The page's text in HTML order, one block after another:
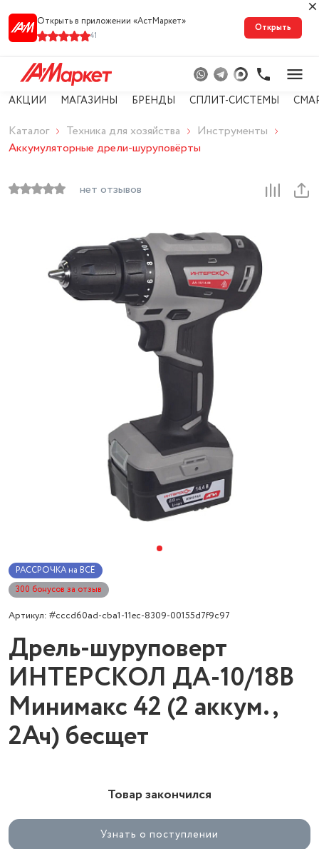
Открыть в приложении «АстМарке‪т‬»
41
Открыть
АКЦИИ МАГАЗИНЫ БРЕНДЫ СПЛИТ-СИСТЕМЫ
Каталог Техника для хозяйства
Инструменты
Аккумуляторные дрели-шуруповёрты
нет отзывов
РАССРОЧКА на ВСЁ
300 бонусов за отзыв
Артикул: #cccd60ad-cba1-11ec-8309-00155d7f9c97
Дрель-шуруповерт
ИНТЕРСКОЛ ДА-10/18В
Минимакс 42 (2 аккум.,
2Ач) бесщет
Товар закончился
Узнать о поступлении